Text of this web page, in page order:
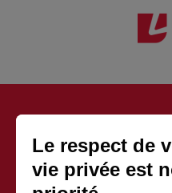
Fondé en 1946, le
l’immobilier, de
Vincent Legendre, le